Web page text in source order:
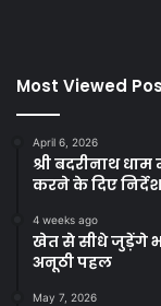
Most Viewed
April 6, 2026
श्री बदरीनाथ
करने के दिए निर्देश
4 weeks ago
खेत से सीधे जुड़ेंगे
अनूठी पहल
May 7, 2026